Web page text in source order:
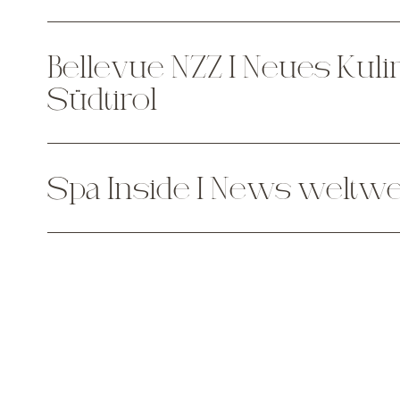
Bellevue NZZ I Neues
Südtirol
Spa Inside I News